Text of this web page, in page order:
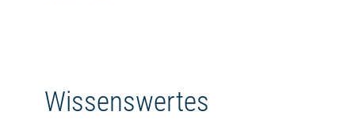
Wissenswertes